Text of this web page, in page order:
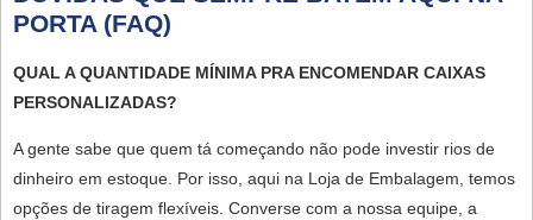
PORTA (FAQ)
QUAL A QUANTIDADE MÍNIMA PRA ENCOMENDAR CAIXAS
PERSONALIZADAS?
A gente sabe que quem tá começando não pode investir rios de
dinheiro em estoque. Por isso, aqui na Loja de Embalagem, temos
opções de tiragem flexíveis. Converse com a nossa equipe, a